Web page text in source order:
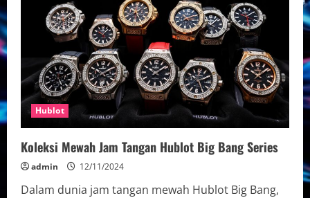
Hublot
Koleksi Mewah Jam Tangan Hublot Big Bang Series
admin 12/11/2024
Dalam dunia jam tangan mewah Hublot Big Bang,